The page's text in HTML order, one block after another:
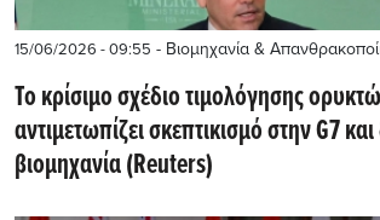
15/06/2026 - 09:55 - Βιομηχανία &
Το κρίσιμο σχέδιο τιμολόγησης
αντιμετωπίζει σκεπτικισμό στην G7
βιομηχανία (Reuters)